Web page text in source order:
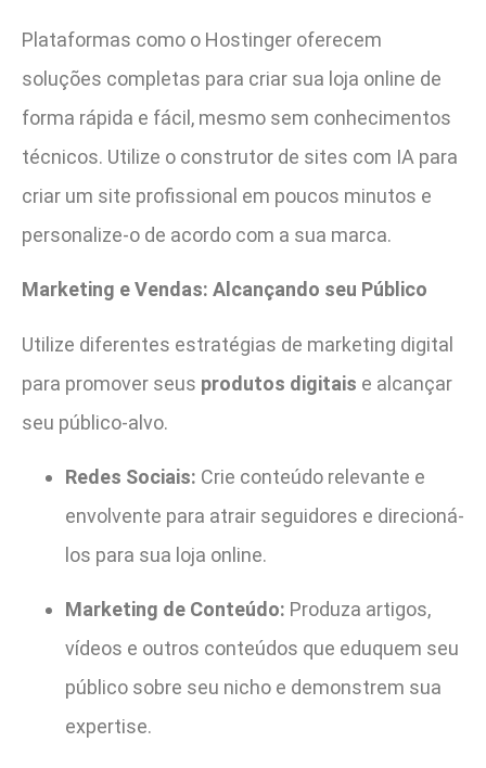
Plataformas como o Hostinger oferecem
soluções completas para criar sua loja online de
forma rápida e fácil, mesmo sem conhecimentos
técnicos. Utilize o construtor de sites com IA para
criar um site profissional em poucos minutos e
personalize-o de acordo com a sua marca.
Marketing e Vendas: Alcançando seu Público
Utilize diferentes estratégias de marketing digital
para promover seus produtos digitais e alcançar
seu público-alvo.
Redes Sociais: Crie conteúdo relevante e
envolvente para atrair seguidores e direcioná-
los para sua loja online.
Marketing de Conteúdo: Produza artigos,
vídeos e outros conteúdos que eduquem seu
público sobre seu nicho e demonstrem sua
expertise.